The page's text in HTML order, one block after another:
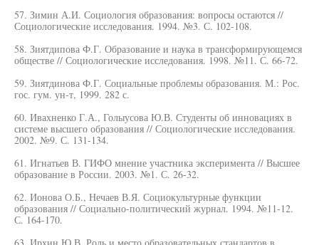
57. Зимин А.И. Социология образования: вопросы остаются //
Социологические исследования. 1994. №3. С. 102-108.
58. Зиятдипова Ф.Г. Образование и наука в трансформирующемся
обществе // Социологические исследования. 1998. №11. С. 66-72.
59. Зиятдинова Ф.Г. Социальные проблемы образования. М.: Рос.
гос. гум. ун-т, 1999. 282 с.
60. Ивахненко Г.А., Голыусова Ю.В. Студенты об инновациях в
системе высшего образования // Социологические исследования.
2002. №9. С. 131-134.
61. Игнатьев В. ГИФО мнение участника эксперимента // Высшее
образование в России. 2003. №1. С. 26-32.
62. Ионова О.Б., Нечаев В.Я. Социокультурные функции
образования // Социально-политический журнал. 1994. №11-12.
С. 164-170.